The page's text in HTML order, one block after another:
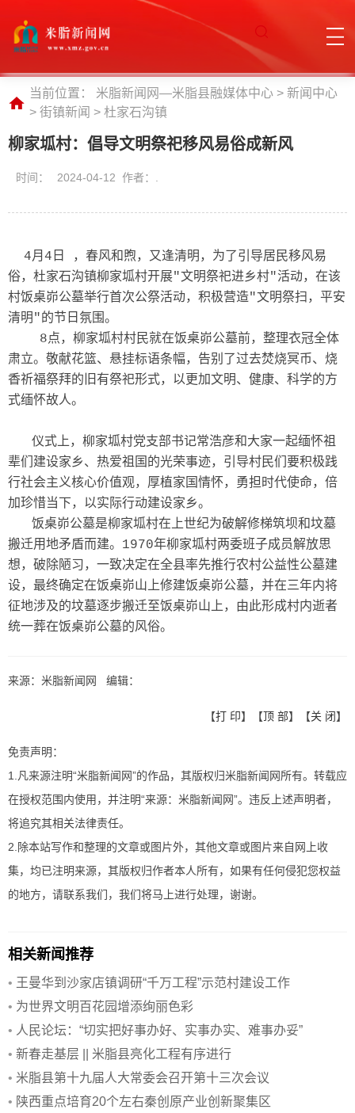
当前位置： 米脂新闻网—米脂县融媒体中心 > 新闻中心
> 街镇新闻 > 杜家石沟镇
柳家坬村：倡导文明祭祀移风易俗成新风
时间： 2024-04-12 作者：.
4月4日
，春风和煦，又逢清明，为了引导居民移风易
俗，杜家石沟镇柳家坬村开展"文明祭祀进乡村"活动，在该
村饭桌峁公墓举行首次公祭活动，积极营造"文明祭扫，平安
清明"的节日氛围。
8点， 柳家坬村村民就在饭桌峁公墓前，整理衣冠全体
肃立。敬献花篮、悬挂标语条幅，告别了过去焚烧冥币、烧
香祈福祭拜的旧有祭祀形式，以更加文明、健康、科学的方
式缅怀故人。
仪式上，柳家坬村党支部书记常浩彦和大家一起缅怀祖
辈们建设家乡、热爱祖国的光荣事迹，引导村民们要积极践
行社会主义核心价值观，厚植家国情怀，勇担时代使命，倍
加珍惜当下，以实际行动建设家乡。
饭桌峁公墓是柳家坬村在上世纪为破解修梯筑坝和坟墓
搬迁用地矛盾而建。1970年柳家坬村两委班子成员解放思
想，破除陋习，一致决定在全县率先推行农村公益性公墓建
设，最终确定在饭桌峁山上修建饭桌峁公墓，并在三年内将
征地涉及的坟墓逐步搬迁至饭桌峁山上，由此形成村内逝者
统一葬在饭桌峁公墓的风俗。
来源：米脂新闻网 编辑：
【打 印】【顶 部】【关 闭】
免责声明：
1.凡来源注明“米脂新闻网”的作品，其版权归米脂新闻网所有。转载应
在授权范围内使用，并注明“来源：米脂新闻网”。违反上述声明者，
将追究其相关法律责任。
2.除本站写作和整理的文章或图片外，其他文章或图片来自网上收
集，均已注明来源，其版权归作者本人所有，如果有任何侵犯您权益
的地方，请联系我们，我们将马上进行处理，谢谢。
相关新闻推荐
• 王曼华到沙家店镇调研“千万工程”示范村建设工作
• 为世界文明百花园增添绚丽色彩
• 人民论坛：“切实把好事办好、实事办实、难事办妥”
• 新春走基层 || 米脂县亮化工程有序进行
• 米脂县第十九届人大常委会召开第十三次会议
• 陕西重点培育20个左右秦创原产业创新聚集区